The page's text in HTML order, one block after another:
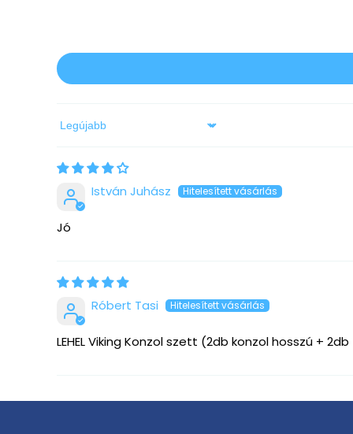
Sort by
István Juhász
Jó
Róbert Tasi
LEHEL Viking Konzol szett (2db konzol hosszú +